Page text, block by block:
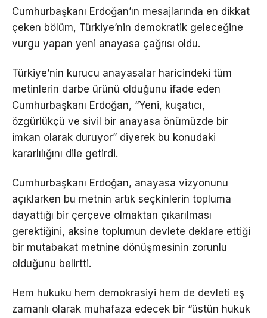
Cumhurbaşkanı Erdoğan’ın mesajlarında en dikkat
çeken bölüm, Türkiye’nin demokratik geleceğine
vurgu yapan yeni anayasa çağrısı oldu.
Türkiye’nin kurucu anayasalar haricindeki tüm
metinlerin darbe ürünü olduğunu ifade eden
Cumhurbaşkanı Erdoğan, “Yeni, kuşatıcı,
özgürlükçü ve sivil bir anayasa önümüzde bir
imkan olarak duruyor” diyerek bu konudaki
kararlılığını dile getirdi.
Cumhurbaşkanı Erdoğan, anayasa vizyonunu
açıklarken bu metnin artık seçkinlerin topluma
dayattığı bir çerçeve olmaktan çıkarılması
gerektiğini, aksine toplumun devlete deklare ettiği
bir mutabakat metnine dönüşmesinin zorunlu
olduğunu belirtti.
Hem hukuku hem demokrasiyi hem de devleti eş
zamanlı olarak muhafaza edecek bir “üstün hukuk